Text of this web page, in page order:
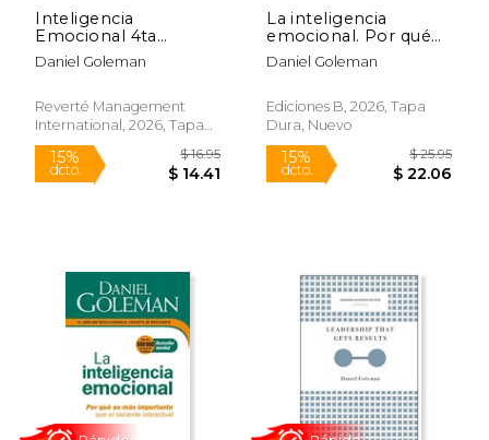
Inteligencia
Emocional 4ta
Edición (Emotional
Intelligence 4th
Edition)
Daniel Goleman
Reverté Management
International, 2026, Tapa
Blanda, Nuevo
15%
dcto. $ 14.41
La inteligencia
emocional. Por qué
es más importante
que el cociente
Daniel Goleman
Ediciones B, 2026, Tapa
Dura, Nuevo
15%
dcto.